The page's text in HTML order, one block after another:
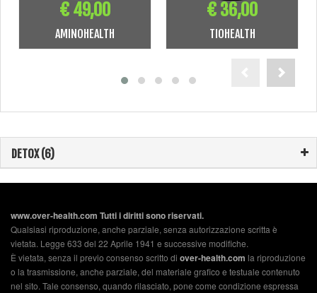
€ 49,00
AMINOHEALTH
€ 36,00
TIOHEALTH
DETOX (6)
www.over-health.com Tutti i diritti sono riservati.
Qualsiasi riproduzione, anche parziale, senza autorizzazione scritta è
vietata. Legge 633 del 22 Aprile 1941 e successive modifiche.
È vietata, senza il previo consenso scritto di over-health.com la riproduzione
o la trasmissione, anche parziale, del materiale grafico e testuale contenuto
nel sito. Tale consenso, quando rilasciato, pone come condizione espressa